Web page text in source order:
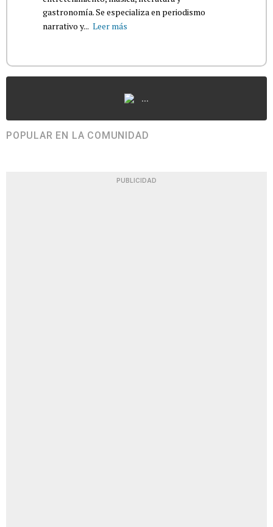
gastronomía. Se especializa en periodismo
narrativo y... Leer más
...
POPULAR EN LA COMUNIDAD
PUBLICIDAD